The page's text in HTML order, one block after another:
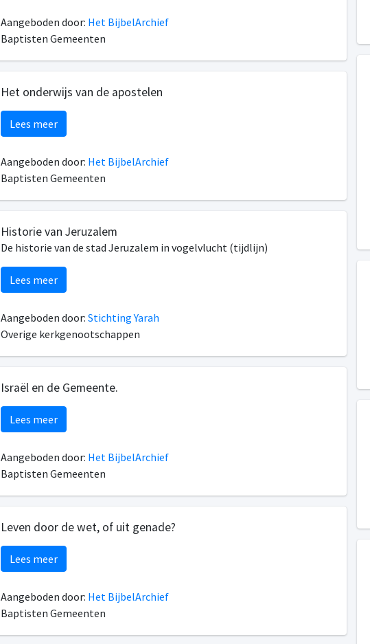
Aangeboden door: Het BijbelArchief
Baptisten Gemeenten
Het onderwijs van de apostelen
Lees meer
Aangeboden door: Het BijbelArchief
Baptisten Gemeenten
Historie van Jeruzalem
De historie van de stad Jeruzalem in vogelvlucht (tijdlijn)
Lees meer
Aangeboden door: Stichting Yarah
Overige kerkgenootschappen
Israël en de Gemeente.
Lees meer
Aangeboden door: Het BijbelArchief
Baptisten Gemeenten
Leven door de wet, of uit genade?
Lees meer
Aangeboden door: Het BijbelArchief
Baptisten Gemeenten